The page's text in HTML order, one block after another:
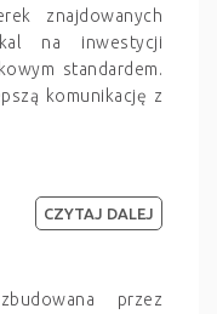
znajdowanych
na inwestycji
standardem.
komunikację z
przez
CZYTAJ DALEJ